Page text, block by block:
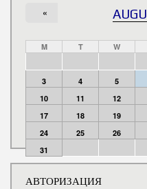
«
M T W
3
4 5
10
11 12
17
18 19
24
25 26
31
АВТОРИЗАЦИЯ